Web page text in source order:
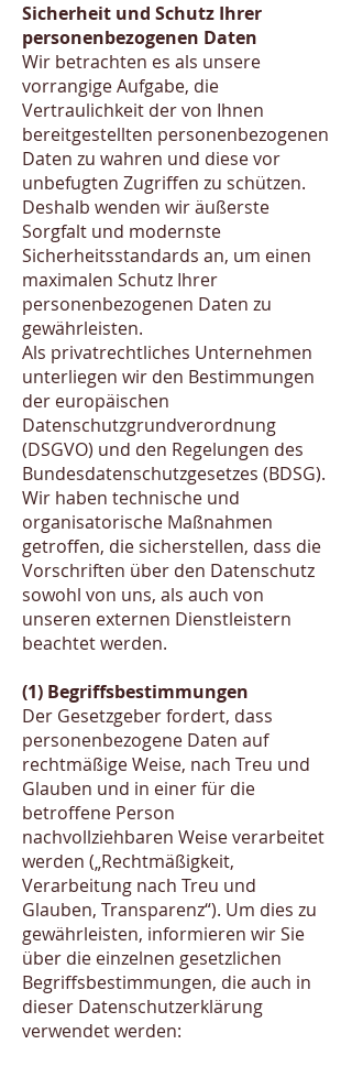
Sicherheit und Schutz Ihrer
personenbezogenen Daten
Wir betrachten es als unsere
vorrangige Aufgabe, die
Vertraulichkeit der von Ihnen
bereitgestellten personenbezogenen
Daten zu wahren und diese vor
unbefugten Zugriffen zu schützen.
Deshalb wenden wir äußerste
Sorgfalt und modernste
Sicherheitsstandards an, um einen
maximalen Schutz Ihrer
personenbezogenen Daten zu
gewährleisten.
Als privatrechtliches Unternehmen
unterliegen wir den Bestimmungen
der europäischen
Datenschutzgrundverordnung
(DSGVO) und den Regelungen des
Bundesdatenschutzgesetzes (BDSG).
Wir haben technische und
organisatorische Maßnahmen
getroffen, die sicherstellen, dass die
Vorschriften über den Datenschutz
sowohl von uns, als auch von
unseren externen Dienstleistern
beachtet werden.
(1) Begriffsbestimmungen
Der Gesetzgeber fordert, dass
personenbezogene Daten auf
rechtmäßige Weise, nach Treu und
Glauben und in einer für die
betroffene Person
nachvollziehbaren Weise verarbeitet
werden („Rechtmäßigkeit,
Verarbeitung nach Treu und
Glauben, Transparenz“). Um dies zu
gewährleisten, informieren wir Sie
über die einzelnen gesetzlichen
Begriffsbestimmungen, die auch in
dieser Datenschutzerklärung
verwendet werden: